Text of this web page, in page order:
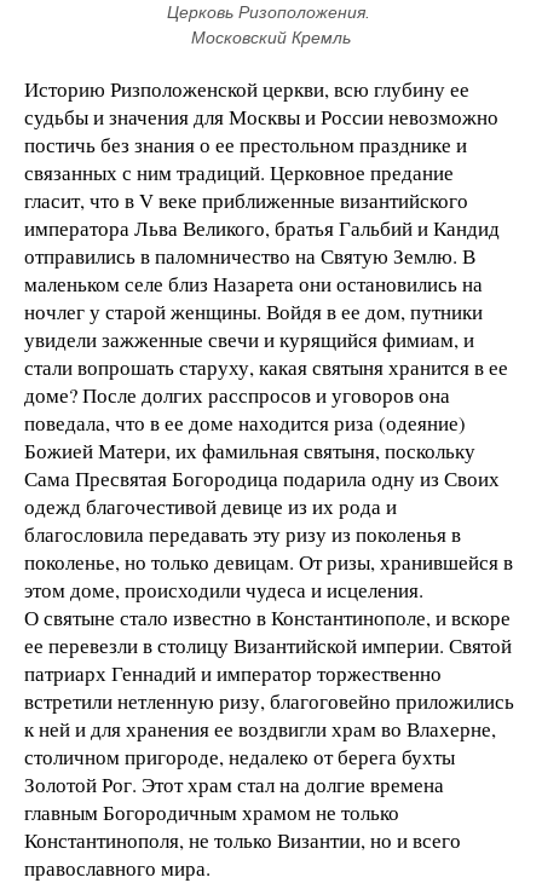
Церковь Ризоположения.
Московский Кремль
Историю Ризположенской церкви, всю глубину ее
судьбы и значения для Москвы и России невозможно
постичь без знания о ее престольном празднике и
связанных с ним традиций. Церковное предание
гласит, что в V веке приближенные византийского
императора Льва Великого, братья Гальбий и Кандид
отправились в паломничество на Святую Землю. В
маленьком селе близ Назарета они остановились на
ночлег у старой женщины. Войдя в ее дом, путники
увидели зажженные свечи и курящийся фимиам, и
стали вопрошать старуху, какая святыня хранится в ее
доме? После долгих расспросов и уговоров она
поведала, что в ее доме находится риза (одеяние)
Божией Матери, их фамильная святыня, поскольку
Сама Пресвятая Богородица подарила одну из Своих
одежд благочестивой девице из их рода и
благословила передавать эту ризу из поколенья в
поколенье, но только девицам. От ризы, хранившейся в
этом доме, происходили чудеса и исцеления.
О святыне стало известно в Константинополе, и вскоре
ее перевезли в столицу Византийской империи. Святой
патриарх Геннадий и император торжественно
встретили нетленную ризу, благоговейно приложились
к ней и для хранения ее воздвигли храм во Влахерне,
столичном пригороде, недалеко от берега бухты
Золотой Рог. Этот храм стал на долгие времена
главным Богородичным храмом не только
Константинополя, не только Византии, но и всего
православного мира.